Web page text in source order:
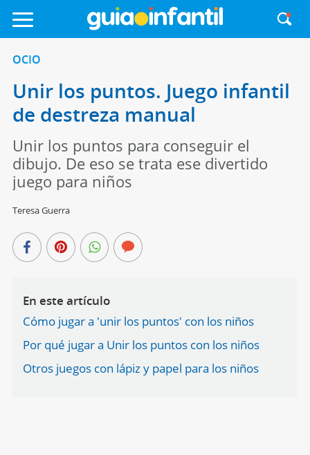
OCIO
Unir los puntos. Juego infantil
de destreza manual
Unir los puntos para conseguir el
dibujo. De eso se trata ese divertido
juego para niños
Teresa Guerra
En este artículo
Cómo jugar a 'unir los puntos' con los niños
Por qué jugar a Unir los puntos con los niños
Otros juegos con lápiz y papel para los niños